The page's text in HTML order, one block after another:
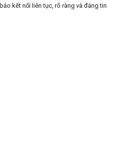
kết nối liên tục, rõ ràng và đáng tin